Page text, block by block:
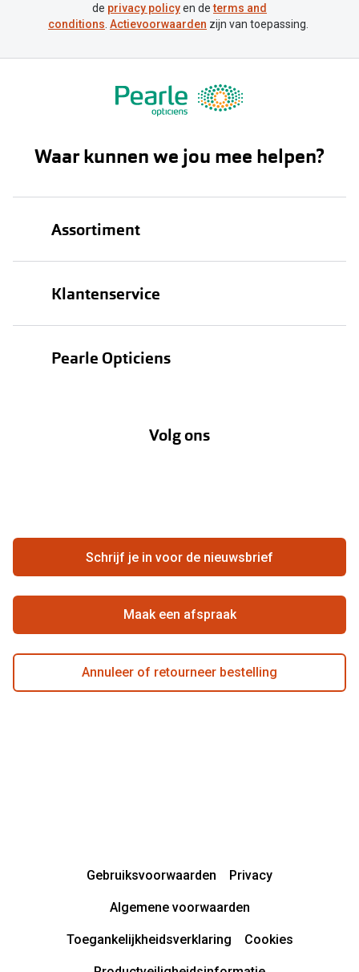
de privacy policyen determs and
conditions. Actievoorwaarden zijn van toepassing.
Waar kunnen we jou mee helpen?
Assortiment
Klantenservice
Verzending
Hier de overeenkomst ontbinden
Zorgvergoeding
Pearle Opticiens
Ondernemen bij Pearle
Beste winkelketen
Actievoorwaarden
Volg ons
Schrijf je in voor de nieuwsbrief
Maak een afspraak
Annuleer of retourneer bestelling
Gebruiksvoorwaarden Privacy
Algemene voorwaarden
Toegankelijkheidsverklaring Cookies